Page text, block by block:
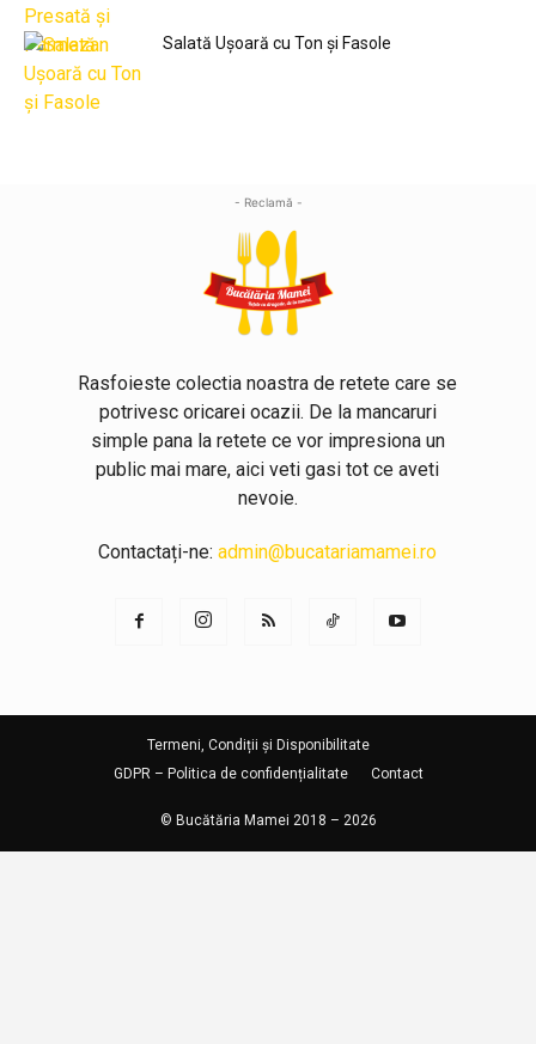
Salată Ușoară cu Ton și Fasole
- Reclamă -
Rasfoieste colectia noastra de retete care se
potrivesc oricarei ocazii. De la mancaruri
simple pana la retete ce vor impresiona un
public mai mare, aici veti gasi tot ce aveti
nevoie.
Contactați-ne:admin@bucatariamamei.ro
Termeni, Condiții și Disponibilitate
GDPR – Politica de confidențialitate
Contact
© Bucătăria Mamei 2018 – 2026